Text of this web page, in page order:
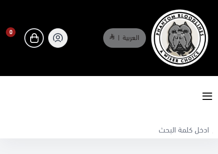
phantombloodlinesالعربية |
0